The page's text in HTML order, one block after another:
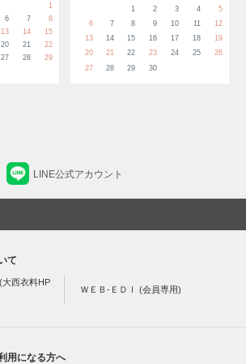
1
6 7
8
13 14
15
20 21
22
27 28
29
1
2 3 4
5
6
7 8 9 10 11
12
13
14 15 16 17 18
19
20
21 22 23 24 25
26
27
28 29 30
LINE公式アカウント
て
西衣料HP
ＷＥＢ-ＥＤＩ (会員専用)
用になる方へ